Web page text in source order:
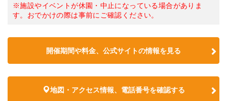
※施設やイベントが休園・中止になっている場合がありま
す。おでかけの際は事前にご確認ください。
開催期間や料金、公式サイトの情報を見る
地図・アクセス情報、電話番号を確認する